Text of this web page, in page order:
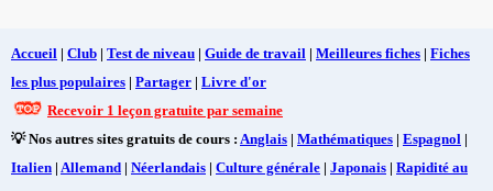
Accueil | Club | Test de niveau | Guide de travail | Meilleures fiches | Fiches
les plus populaires | Partager | Livre d'or
Recevoir 1 leçon gratuite par semaine
💡 Nos autres sites gratuits de cours : Anglais | Mathématiques | Espagnol |
Italien | Allemand | Néerlandais | Culture générale | Japonais | Rapidité au